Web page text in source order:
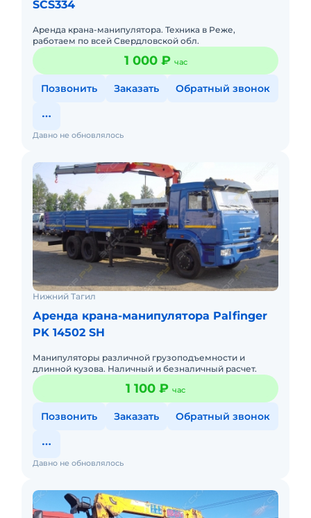
SCS334
Аренда крана-манипулятора. Техника в Реже,
работаем по всей Свердловской обл.
1 000 ₽ час
Позвонить Заказать Обратный звонок
Давно не обновлялось
Нижний Тагил
Аренда крана-манипулятора Palfinger
PK 14502 SH
Манипуляторы различной грузоподъемности и
длинной кузова. Наличный и безналичный расчет.
1 100 ₽ час
Позвонить Заказать Обратный звонок
Давно не обновлялось